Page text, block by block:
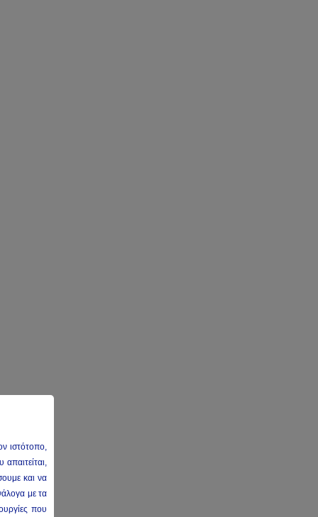
ιστότοπο,
και να
με τα
που